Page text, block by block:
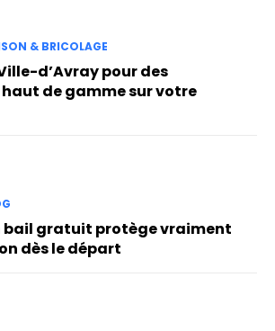
& BRICOLAGE
d’Avray pour des
de gamme sur votre
bail gratuit protège vraiment
dès le départ